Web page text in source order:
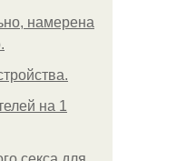
намерена
на 1